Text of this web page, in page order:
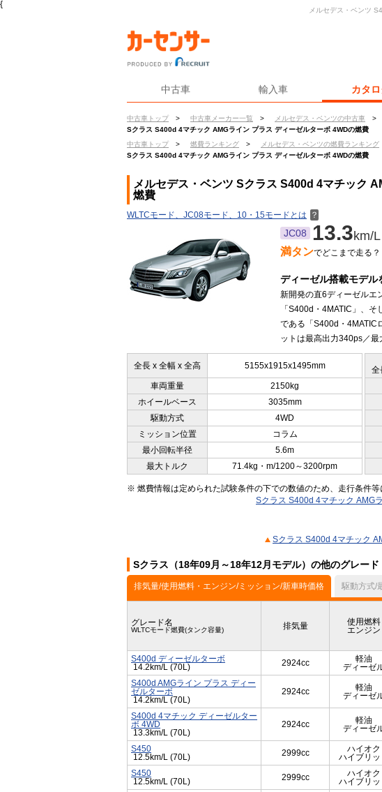
{
中古車 輸入車 カタ
中古車トップ > 中古車メーカー一覧 > メルセデス・ベンツの中古車 >
Sクラス S400d 4マチック AMGライン プラス ディーゼルターボ 4WDの燃費
中古車トップ
> 燃費ランキング > メルセデス・ベンツの燃費ランキング
Sクラス S400d 4マチック AMGライン プラス ディーゼルターボ 4WDの燃費
メルセデス・ベンツ
メルセデス・ベンツ Sクラス S400d 4マチック
燃費
WLTCモード、JC08モード、10・15モードとは ？
JC08 13.3km/L
満タンでどこまで走る
ディーゼル搭載モデル
新開発の直6ディーゼルエ
「S400d・4MATIC」、
である「S400d・4MATIC
ットは最高出力340ps／最
全長 x 全幅 x 全高 5155x1915x1495mm
全
車両重量 2150kg
ホイールベース
3035mm
駆動方式
4WD
ミッション位置
コラム
最小回転半径
5.6m
最大トルク
71.4kg・m/1200～3200rpm
※ 燃費情報は定められた試験条件の下での数値のため、走行条件等
Sクラス S400d 4マチック AMG
Sクラス S400d 4マチック
Sクラス（18年09月～18年12月モデル）の他のグレード
排気量/使用燃料・エンジン/ミッション/新車時価格 駆動方式/
グレード名
WLTCモード燃費(タンク容量) 排気量
使用燃料
エンジン
S400d ディーゼルターボ
14.2km/L (70L)
2924cc
軽油
ディーゼ
S400d AMGライン プラス ディー
ゼルターボ
14.2km/L (70L)
2924cc
軽油
ディーゼ
S400d 4マチック ディーゼルター
ボ 4WD
13.3km/L (70L)
2924cc
軽油
ディーゼ
S450
12.5km/L (70L)
2999cc
ハイオク
ハイブリッ
S450
12.5km/L (70L)
2999cc
ハイオク
ハイブリッ